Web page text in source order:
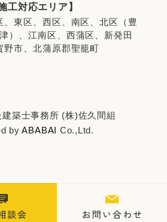
工対応エリア】
、東区、西区、南区、北区（豊
）、江南区、西蒲区、新発田
野市、北蒲原郡聖籠町
築士事務所 (株)佐久間組
byABABAI Co.,Ltd.